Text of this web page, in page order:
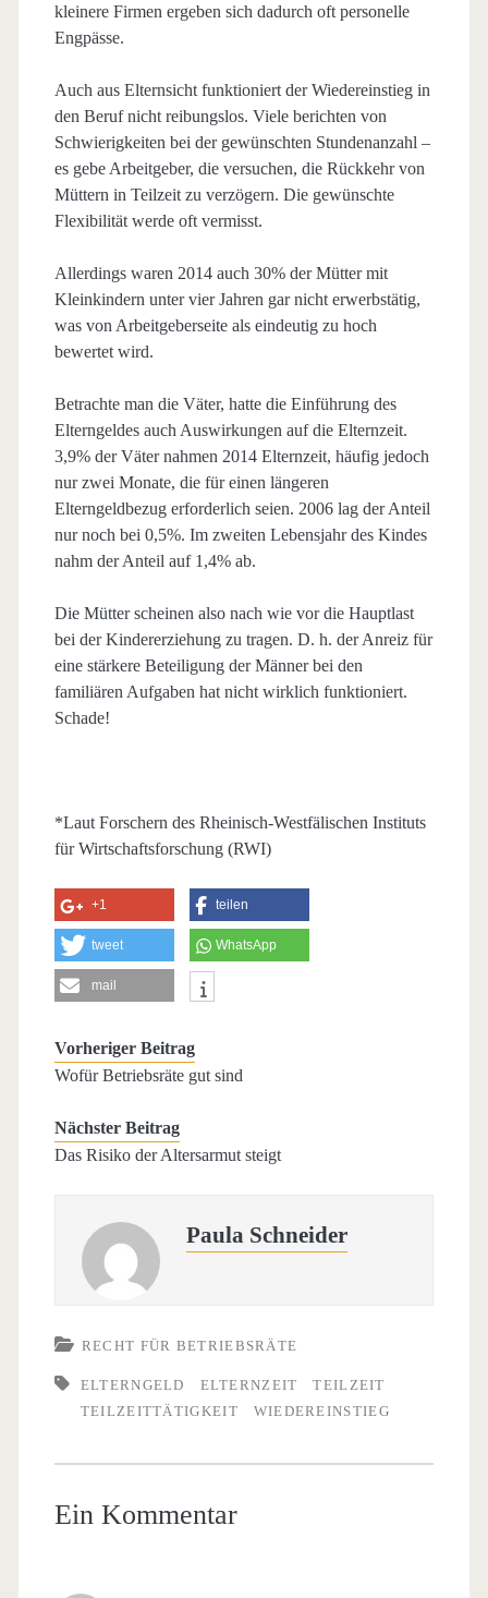
kleinere Firmen ergeben sich dadurch oft personelle
Engpässe.
Auch aus Elternsicht funktioniert der Wiedereinstieg in
den Beruf nicht reibungslos. Viele berichten von
Schwierigkeiten bei der gewünschten Stundenanzahl –
es gebe Arbeitgeber, die versuchen, die Rückkehr von
Müttern in Teilzeit zu verzögern. Die gewünschte
Flexibilität werde oft vermisst.
Allerdings waren 2014 auch 30% der Mütter mit
Kleinkindern unter vier Jahren gar nicht erwerbstätig,
was von Arbeitgeberseite als eindeutig zu hoch
bewertet wird.
Betrachte man die Väter, hatte die Einführung des
Elterngeldes auch Auswirkungen auf die Elternzeit.
3,9% der Väter nahmen 2014 Elternzeit, häufig jedoch
nur zwei Monate, die für einen längeren
Elterngeldbezug erforderlich seien. 2006 lag der Anteil
nur noch bei 0,5%. Im zweiten Lebensjahr des Kindes
nahm der Anteil auf 1,4% ab.
Die Mütter scheinen also nach wie vor die Hauptlast
bei der Kindererziehung zu tragen. D. h. der Anreiz für
eine stärkere Beteiligung der Männer bei den
familiären Aufgaben hat nicht wirklich funktioniert.
Schade!
*Laut Forschern des Rheinisch-Westfälischen Instituts
für Wirtschaftsforschung (RWI)
+1 teilen
tweet WhatsApp
mail
Vorheriger Beitrag
Wofür Betriebsräte gut sind
Nächster Beitrag
Das Risiko der Altersarmut steigt
Paula Schneider
RECHT FÜR BETRIEBSRÄTE
ELTERNGELD ELTERNZEIT
TEILZEIT
TEILZEITTÄTIGKEIT
WIEDEREINSTIEG
Ein Kommentar